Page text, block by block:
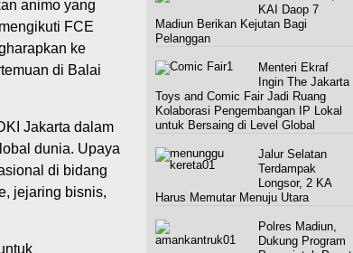
animo yang
FCE
ke
di Balai
Jakarta dalam
dunia. Upaya
di bidang
jejaring bisnis,
KAI Daop 7
Madiun Berikan Kejutan Bagi
Pelanggan
Menteri Ekraf
Ingin The Jakarta
Toys and Comic Fair Jadi Ruang
Kolaborasi Pengembangan IP Lokal
untuk Bersaing di Level Global
Jalur Selatan
Terdampak
Longsor, 2 KA
Harus Memutar Menuju Utara
Polres Madiun,
Dukung Program